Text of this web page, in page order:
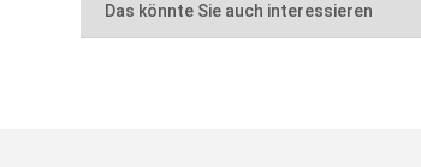
Das könnte Sie auch interessieren